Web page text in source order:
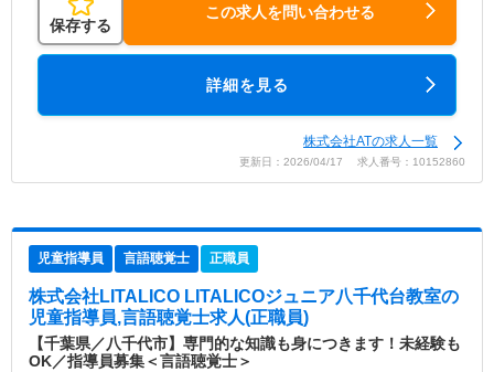
保存する
この求人を問い合わせる
詳細を見る
株式会社ATの求人一覧
更新日：2026/04/17 求人番号：10152860
児童指導員 言語聴覚士 正職員
株式会社LITALICO LITALICOジュニア八千代台教室の
児童指導員,言語聴覚士求人(正職員)
【千葉県／八千代市】専門的な知識も身につきます！未経験も
OK／指導員募集＜言語聴覚士＞